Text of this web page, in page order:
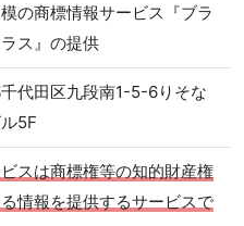
の商標情報サービス『ブラ
ス』の提供
代田区九段南1-5-6りそな
5F
スは商標権等の知的財産権
情報を提供するサービスで